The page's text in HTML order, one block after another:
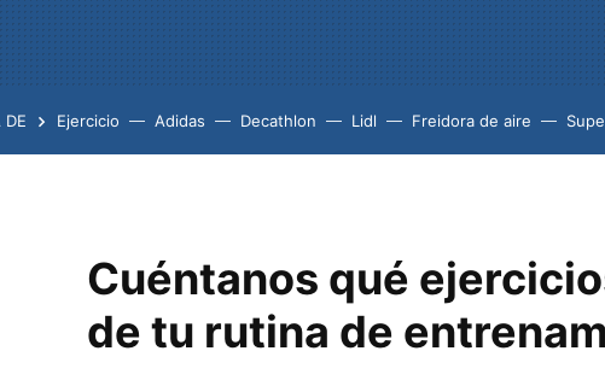
DE Ejercicio Adidas Decathlon Lidl Freidora de aire
Cuéntanos qué
de tu rutina de